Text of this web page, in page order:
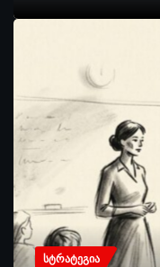
ᲡᲢᲠᲐᲢᲔᲒᲘᲐ